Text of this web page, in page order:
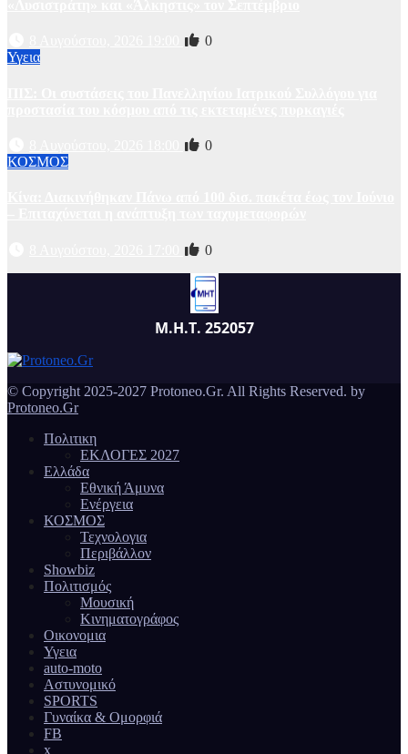
0
Υγεια
0
ΚΟΣΜΟΣ
0
Μ.Η.Τ. 252057
© Copyright 2025-2027 Protoneo.Gr. All Rights Reserved. by
Protoneo.Gr
Πολιτικη
ΕΚΛΟΓΕΣ 2027
Ελλάδα
Εθνική Άμυνα
Ενέργεια
ΚΟΣΜΟΣ
Τεχνολογια
Περιβάλλον
Showbiz
Πολιτισμός
Μουσική
Κινηματογράφος
Οικονομια
Υγεια
auto-moto
Αστυνομικό
SPORTS
Γυναίκα & Ομορφιά
FB
x